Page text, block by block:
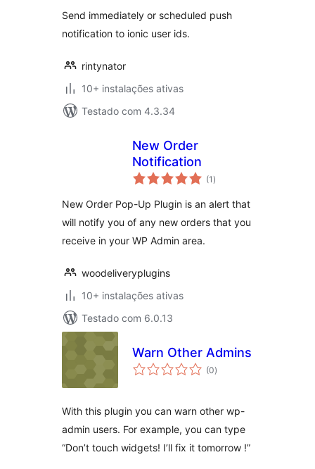
Send immediately or scheduled push
notification to ionic user ids.
rintynator
10+ instalações ativas
Testado com 4.3.34
New Order
Notification
(1 avaliações
totais
)
New Order Pop-Up Plugin is an alert that
will notify you of any new orders that you
receive in your WP Admin area.
woodeliveryplugins
10+ instalações ativas
Testado com 6.0.13
Warn Other Admins
(0avaliações
totais
)
With this plugin you can warn other wp-
admin users. For example, you can type
“Don’t touch widgets! I’ll fix it tomorrow !”